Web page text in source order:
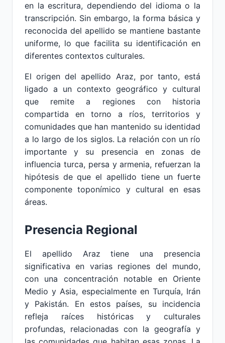
en la escritura, dependiendo del idioma o la
transcripción. Sin embargo, la forma básica y
reconocida del apellido se mantiene bastante
uniforme, lo que facilita su identificación en
diferentes contextos culturales.
El origen del apellido Araz, por tanto, está
ligado a un contexto geográfico y cultural
que remite a regiones con historia
compartida en torno a ríos, territorios y
comunidades que han mantenido su identidad
a lo largo de los siglos. La relación con un río
importante y su presencia en zonas de
influencia turca, persa y armenia, refuerzan la
hipótesis de que el apellido tiene un fuerte
componente toponímico y cultural en esas
áreas.
Presencia Regional
El apellido Araz tiene una presencia
significativa en varias regiones del mundo,
con una concentración notable en Oriente
Medio y Asia, especialmente en Turquía, Irán
y Pakistán. En estos países, su incidencia
refleja raíces históricas y culturales
profundas, relacionadas con la geografía y